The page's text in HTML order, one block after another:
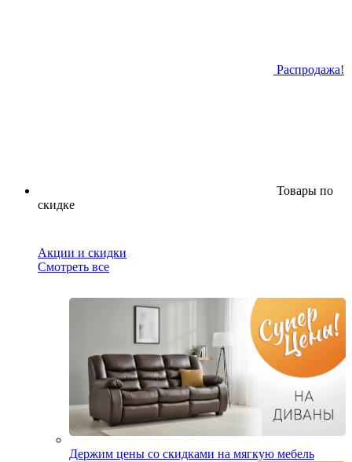
Распродажа!
Товары по
скидке
Акции и скидки
Смотреть все
Держим цены со скидками на мягкую мебель